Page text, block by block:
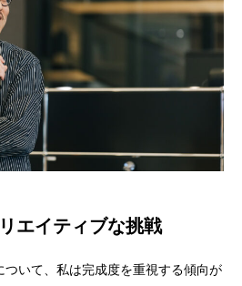
エイティブな挑戦
ついて、私は完成度を重視する傾向が